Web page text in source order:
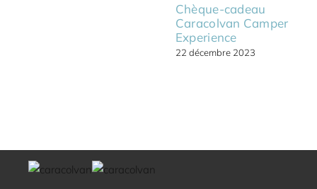
Chèque-cadeau
Caracolvan Camper
Experience
22 décembre 2023